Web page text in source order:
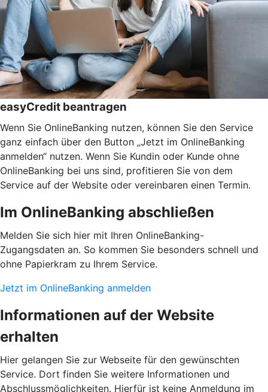
easyCredit beantragen
Wenn Sie OnlineBanking nutzen, können Sie den Service
ganz einfach über den Button „Jetzt im OnlineBanking
anmelden“ nutzen. Wenn Sie Kundin oder Kunde ohne
OnlineBanking bei uns sind, profitieren Sie von dem
Service auf der Website oder vereinbaren einen Termin.
Im OnlineBanking abschließen
Melden Sie sich hier mit Ihren OnlineBanking-
Zugangsdaten an. So kommen Sie besonders schnell und
ohne Papierkram zu Ihrem Service.
Jetzt im OnlineBanking anmelden
Informationen auf der Website
erhalten
Hier gelangen Sie zur Webseite für den gewünschten
Service. Dort finden Sie weitere Informationen und
Abschlussmöglichkeiten. Hierfür ist keine Anmeldung im